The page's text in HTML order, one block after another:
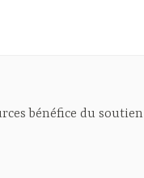
bénéfice du soutien